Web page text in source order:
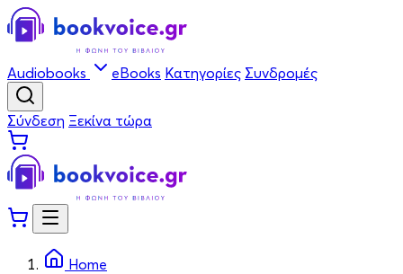
Audiobooks eBooks Κατηγορίες Συνδρομές
Σύνδεση Ξεκίνα τώρα
Home